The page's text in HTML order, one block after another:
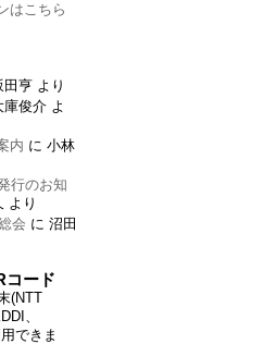
はこちら
田亨 より
庫俊介 よ
内 に 小林
行のお知
より
会 に 沼田
コード
(NTT
、
できま